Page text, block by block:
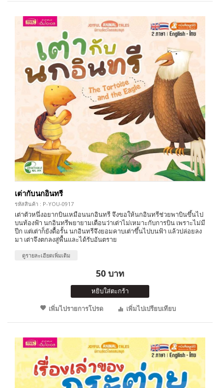
เต่ากับนกอินทรี
รหัสสินค้า : P-YOU-0917
เต่าตัวหนึ่งอยากบินเหมือนนกอินทรี จึงขอให้นกอินทรีช่วยพาบินขึ้นไป
บนท้องฟ้า นกอินทรีพยายามเตือนว่าเต่าไม่เหมาะกับการบิน เพราะไม่มี
ปีก แต่เต่าก็ยังดื้อรั้น นกอินทรีจึงยอมคาบเต่าขึ้นไปบนฟ้า แล้วปล่อยลง
มา เต่าจึงตกลงสู่พื้นและได้รับอันตราย
ดูรายละเอียดเพิ่มเติม
50 บาท
หยิบใส่ตะกร้า
เพิ่มไปรายการโปรด
เพิ่มไปเปรียบเทียบ